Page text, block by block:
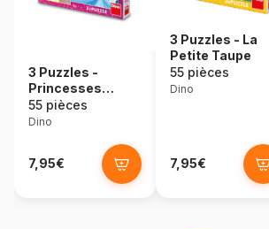
3 Puzzles -
Princesses
Heureuses
55 pièces
Dino
7,95€
3 Puzzles - La
Petite Taupe
55 pièces
Dino
7,95€